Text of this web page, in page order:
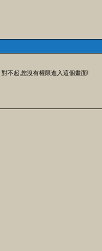
對不起,您沒有權限進入這個畫面!